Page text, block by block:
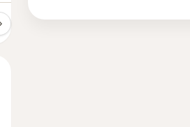
Dúvidas respondidas (1)